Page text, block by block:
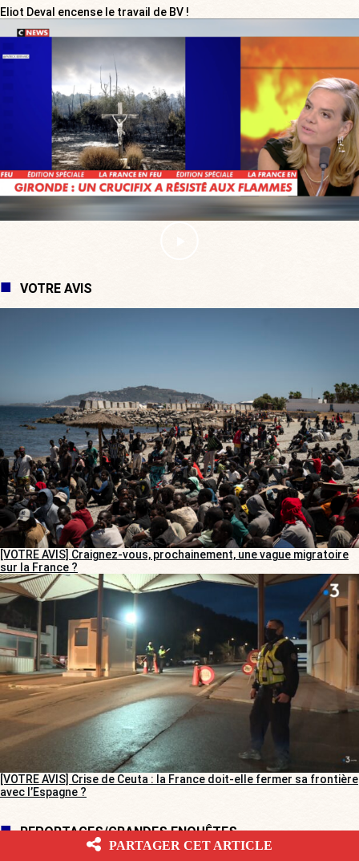
Eliot Deval encense le travail de BV !
VOTRE AVIS
[VOTRE AVIS] Craignez-vous, prochainement, une vague migratoire
sur la France ?
[VOTRE AVIS] Crise de Ceuta : la France doit-elle fermer sa frontière
avec l’Espagne ?
REPORTAGES/GRANDES ENQUÊTES
PARTAGER CET ARTICLE